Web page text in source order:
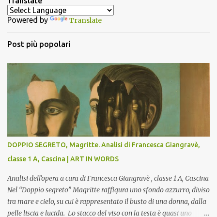
t
i
Powered by Translate
Post più popolari
DOPPIO SEGRETO, Magritte. Analisi di Francesca Giangravè,
classe 1 A, Cascina | ART IN WORDS
Analisi dell'opera a cura di Francesca Giangravè , classe 1 A, Cascina
Nel “Doppio segreto” Magritte raffigura uno sfondo azzurro, diviso
tra mare e cielo, su cui è rappresentato il busto di una donna, dalla
pelle liscia e lucida. Lo stacco del viso con la testa è quasi uno